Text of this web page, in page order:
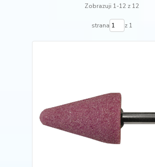
Zobrazuji 1-12 z 12
strana z 1